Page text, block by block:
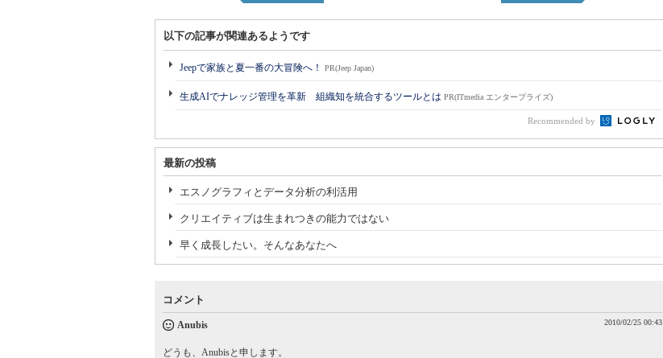
以下の記事が関連あるようです
Jeepで家族と夏一番の大冒険へ！ PR(Jeep Japan)
生成AIでナレッジ管理を革新 組織知を統合するツールとは PR(ITmedia エンタープライズ)
Recommended by
最新の投稿
エスノグラフィとデータ分析の利活用
クリエイティブは生まれつきの能力ではない
早く成長したい。そんなあなたへ
コメント
Anubis 2010/02/25 00:43
どうも、Anubisと申します。